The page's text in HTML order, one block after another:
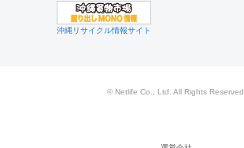
沖縄リサイクル情報サイト
© Netlife Co., Ltd. All Rights Reserved.